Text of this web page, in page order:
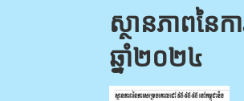
ស្ថានភាពន
ឆ្នាំ២០២៤